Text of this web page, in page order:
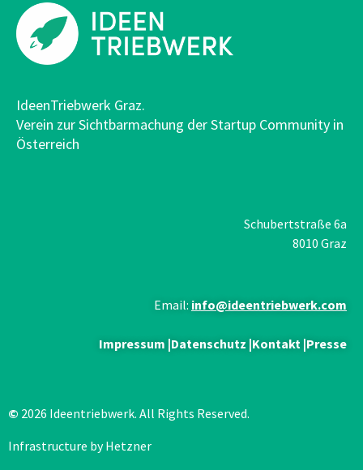
IdeenTriebwerk Graz.
Verein zur Sichtbarmachung der Startup Community in
Österreich
Schubertstraße 6a
8010 Graz
Email: info@ideentriebwerk.com
Impressum |Datenschutz |Kontakt |Presse
© 2026 Ideentriebwerk. All Rights Reserved.
Infrastructure by Hetzner